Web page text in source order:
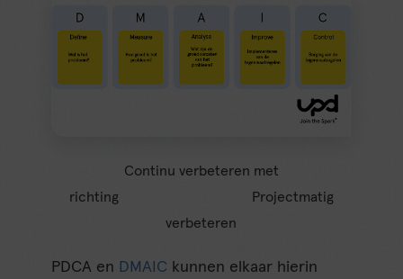
Continu verbeteren met
richting Projectmatig
verbeteren
PDCA en DMAIC kunnen elkaar hierin